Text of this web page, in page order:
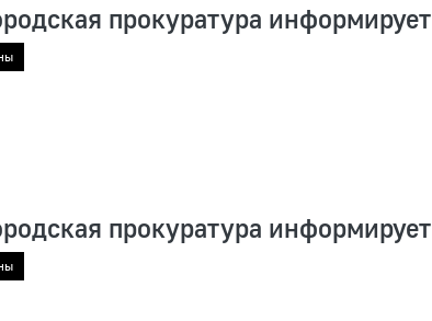
прокуратура информирует
прокуратура информирует